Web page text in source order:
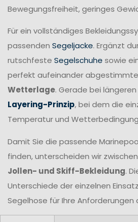
Bewegungsfreiheit, geringes
Für ein vollständiges
passenden Segeljacke. Ergänzt
rutschfeste Segelschuhe sowie
perfekt aufeinander
Wetterlage. Gerade bei
Layering-Prinzip, bei dem die
Temperatur und
Damit Sie die passende
finden, unterscheiden wir zwischen
Jollen- und Skiff-Bekleidung.
Unterschiede der einzelnen
Segelhose für Ihre Anforderungen